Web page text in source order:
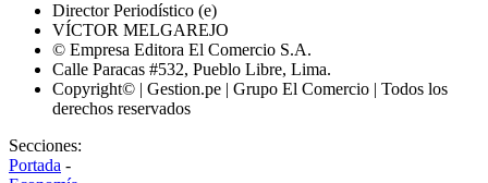
Director Periodístico (e)
VÍCTOR MELGAREJO
© Empresa Editora El Comercio S.A.
Calle Paracas #532, Pueblo Libre, Lima.
Copyright© | Gestion.pe | Grupo El Comercio | Todos los
derechos reservados
Secciones:
Portada -